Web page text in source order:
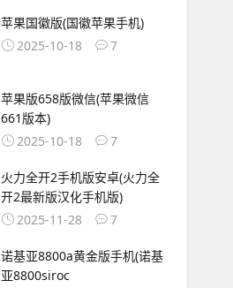
苹果国徽版(国徽苹果手机)
2025-10-18
7
苹果版658版微信(苹果微信
661版本)
2025-10-18
7
火力全开2手机版安卓(火力全
开2最新版汉化手机版)
2025-11-28
7
诺基亚8800a黄金版手机(诺基
亚8800siroc